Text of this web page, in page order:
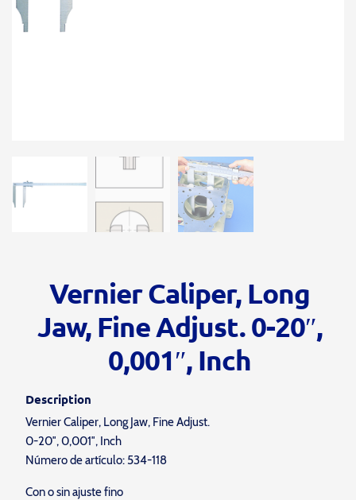
Vernier Caliper, Long
Jaw, Fine Adjust. 0-20″,
0,001″, Inch
Description
Vernier Caliper, Long Jaw, Fine Adjust.
0-20″, 0,001″, Inch
Número de artículo: 534-118
Con o sin ajuste fino